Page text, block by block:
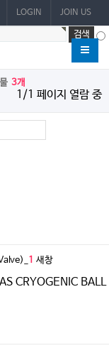
LOGIN JOIN US
3개
1/1 페이지 열람 중
1 새창
CRYOGENIC BALL